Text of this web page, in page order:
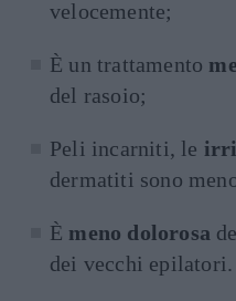
velocemente;
È un trattamento
del rasoio;
Peli incarniti, le
dermatiti sono
È meno dolorosa
dei vecchi epilatori.